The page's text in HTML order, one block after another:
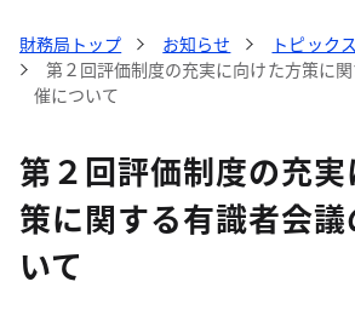
財務局トップ お知らせ トピックス
第２回評価制度の充実に向けた方策に
催について
第２回評価制度の充
策に関する有識者会
いて